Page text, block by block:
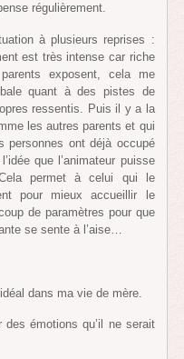
régulièrement.
à plusieurs reprises :
est très intense car riche
exposent, cela me
quant à des pistes de
ressentis. Puis il y a la
les autres parents et qui
personnes ont déjà occupé
que l’animateur puisse
permet à celui qui le
pour mieux accueillir le
de paramètres pour que
se sente à l’aise…
dans ma vie de mère.
émotions qu’il ne serait